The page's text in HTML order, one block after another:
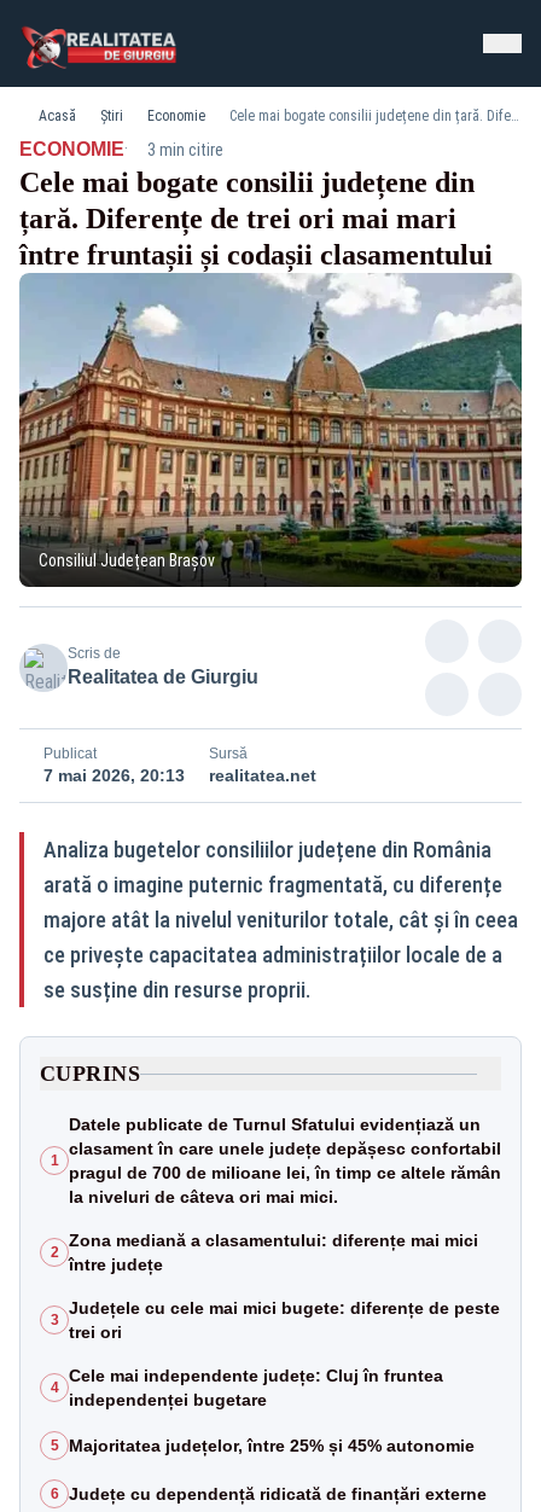
Acasă Știri Economie Cele mai bogate consilii județene din țară. Diferențe de trei ori mai mari între fruntașii și codașii clasamentului
ECONOMIE· 3 min citire
Cele mai bogate consilii județene din
țară. Diferențe de trei ori mai mari
între fruntașii și codașii clasamentului
Consiliul Județean Brașov
Scris de
Realitatea de Giurgiu
Publicat
7 mai 2026, 20:13
Sursă
realitatea.net
Analiza bugetelor consiliilor județene din România
arată o imagine puternic fragmentată, cu diferențe
majore atât la nivelul veniturilor totale, cât și în ceea
ce privește capacitatea administrațiilor locale de a
se susține din resurse proprii.
CUPRINS
1
Datele publicate de Turnul Sfatului evidențiază un
clasament în care unele județe depășesc confortabil
pragul de 700 de milioane lei, în timp ce altele rămân
la niveluri de câteva ori mai mici.
2
Zona mediană a clasamentului: diferențe mai mici
între județe
3
Județele cu cele mai mici bugete: diferențe de peste
trei ori
4
Cele mai independente județe: Cluj în fruntea
independenței bugetare
5 Majoritatea județelor, între 25% și 45% autonomie
6 Județe cu dependență ridicată de finanțări externe